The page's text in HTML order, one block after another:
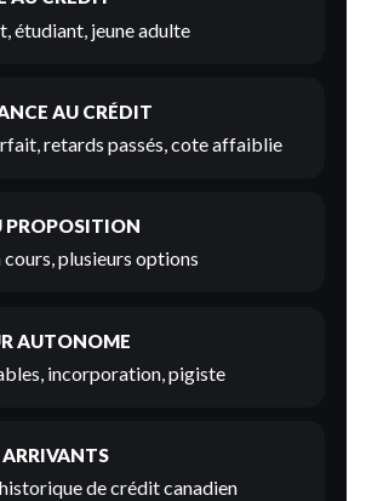
étudiant, jeune adulte
AU CRÉDIT
retards passés, cote affaiblie
PROPOSITION
cours, plusieurs options
AUTONOME
incorporation, pigiste
de crédit canadien